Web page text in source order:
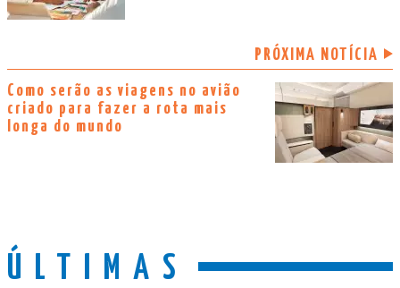
PRÓXIMA NOTÍCIA
Como serão as viagens no avião
criado para fazer a rota mais
longa do mundo
ÚLTIMAS